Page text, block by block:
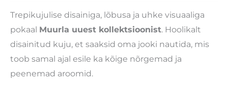
Trepikujulise disainiga, lõbusa ja uhke visuaaliga
pokaal Muurla uuest kollektsioonist. Hoolikalt
disainitud kuju, et saaksid oma jooki nautida, mis
toob samal ajal esile ka kõige nõrgemad ja
peenemad aroomid.